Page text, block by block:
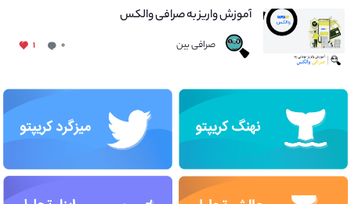
آموزش واریز به صرافی والکس
صرافی بین ۰ ۱